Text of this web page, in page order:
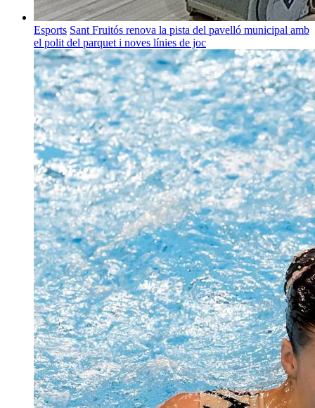
Esports Sant Fruitós renova la pista del pavelló municipal amb
el polit del parquet i noves línies de joc